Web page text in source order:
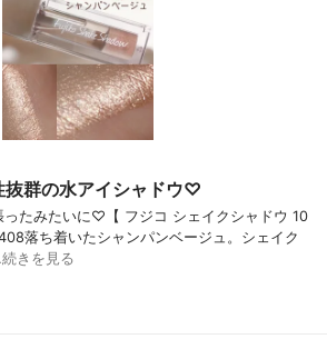
抜群の水アイシャドウ♡
ったみたいに♡【 フジコ シェイクシャドウ 10
落ち着いたシャンパンベージュ。シェイク
続きを見る